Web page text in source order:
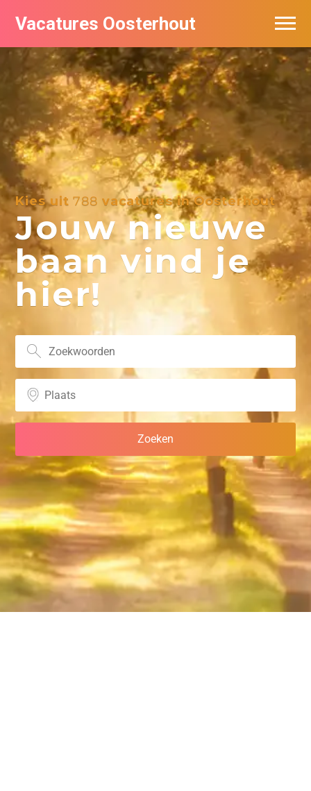
Vacatures Oosterhout
Kies uit788 vacatures in Oosterhout
Jouw nieuwe
baan vind je
hier!
Vacatures per bedrijf